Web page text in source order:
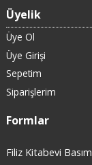
Üyelik
Üye Ol
Üye Girişi
Sepetim
Siparişlerim
Formlar
Filiz Kitabevi